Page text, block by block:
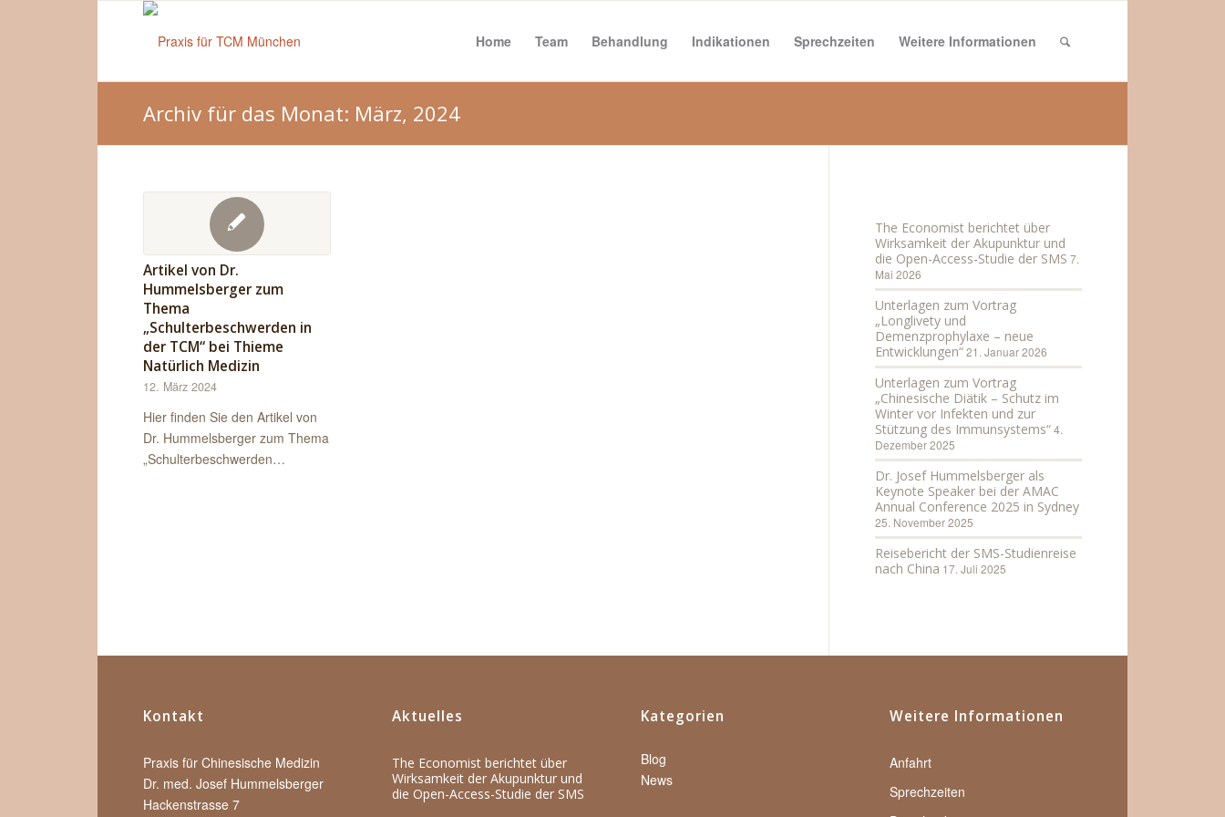
Home Team Behandlung Indikationen Sprechzeiten Weitere Informationen
Archiv für das Monat: März, 2024
Artikel von Dr.
Hummelsberger zum
Thema
„Schulterbeschwerden in
der TCM“ bei Thieme
Natürlich Medizin
12. März 2024
Hier finden Sie den Artikel von
Dr. Hummelsberger zum Thema
„Schulterbeschwerden…
The Economist berichtet über
Wirksamkeit der Akupunktur und
die Open-Access-Studie der SMS 7.
Mai 2026
Unterlagen zum Vortrag
„Longlivety und
Demenzprophylaxe – neue
Entwicklungen“21. Januar 2026
Unterlagen zum Vortrag
„Chinesische Diätik – Schutz im
Winter vor Infekten und zur
Stützung des Immunsystems“4.
Dezember 2025
Dr. Josef Hummelsberger als
Keynote Speaker bei der AMAC
Annual Conference 2025 in Sydney
25. November 2025
Reisebericht der SMS-Studienreise
nach China 17. Juli 2025
Kontakt
Praxis für Chinesische Medizin
Dr. med. Josef Hummelsberger
Hackenstrasse 7
Aktuelles
The Economist berichtet über
Wirksamkeit der Akupunktur und
die Open-Access-Studie der SMS
Kategorien
Blog
News
Weitere Informationen
Anfahrt
Sprechzeiten